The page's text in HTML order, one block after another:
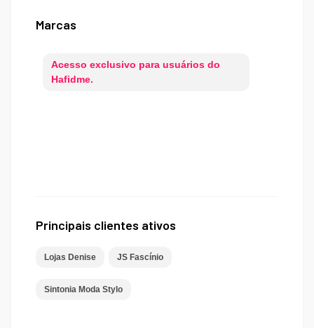
Marcas
Acesso exclusivo para usuários do
Hafidme.
Principais clientes ativos
Lojas Denise JS Fascínio
Sintonia Moda Stylo